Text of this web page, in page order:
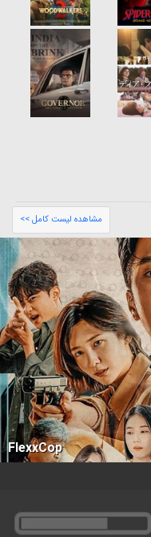
مشاهده لیست کامل >>
FlexxCop